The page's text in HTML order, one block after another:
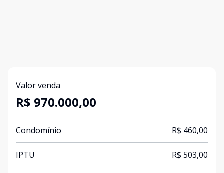
Valor venda
R$ 970.000,00
Condomínio R$ 460,00
IPTU R$ 503,00